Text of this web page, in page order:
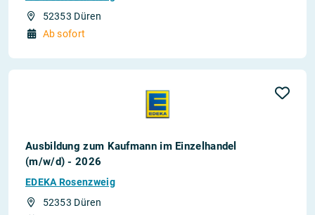
52353 Düren
Ab sofort
Ausbildung zum Kaufmann im Einzelhandel
(m/w/d) - 2026
EDEKA Rosenzweig
52353 Düren